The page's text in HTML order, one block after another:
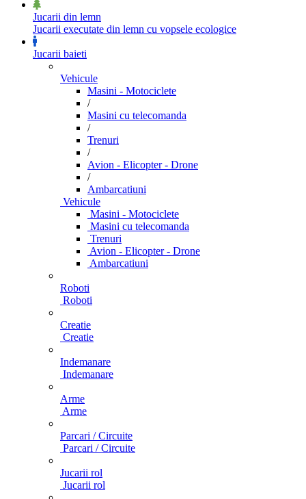
Jucarii din lemn
Jucarii executate din lemn cu vopsele ecologice
Jucarii baieti
Vehicule
Masini - Motociclete
/
Masini cu telecomanda
/
Trenuri
/
Avion - Elicopter - Drone
/
Ambarcatiuni
Vehicule
Masini - Motociclete
Masini cu telecomanda
Trenuri
Avion - Elicopter - Drone
Ambarcatiuni
Roboti
Roboti
Creatie
Creatie
Indemanare
Indemanare
Arme
Arme
Parcari / Circuite
Parcari / Circuite
Jucarii rol
Jucarii rol